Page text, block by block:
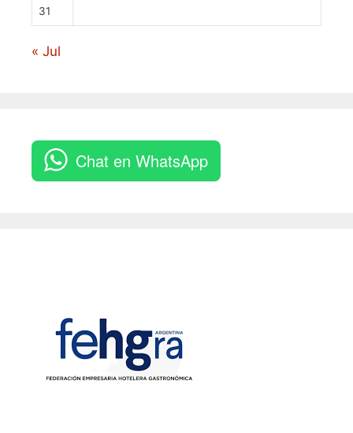
31
« Jul
Chat en WhatsApp